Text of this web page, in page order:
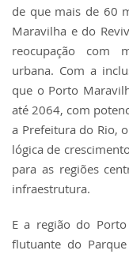
de que mais de 60
Maravilha e do
reocupação com
urbana. Com a
que o Porto
até 2064, com
a Prefeitura do Rio,
lógica de
para as regiões
infraestrutura.
E a região do
flutuante do